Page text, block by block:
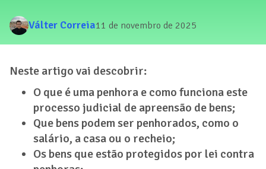
Válter Correia11 de novembro de 2025
Neste artigo vai descobrir:
O que é uma penhora e como funciona este
processo judicial de apreensão de bens;
Que bens podem ser penhorados, como o
salário, a casa ou o recheio;
Os bens que estão protegidos por lei contra